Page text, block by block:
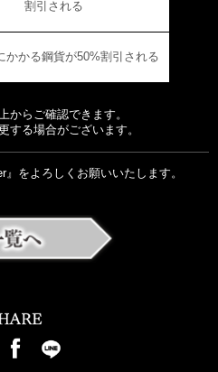
割引される
かかる鋼貨が50%割引される
らご確認できます。
る場合がございます。
をよろしくお願いいたします。